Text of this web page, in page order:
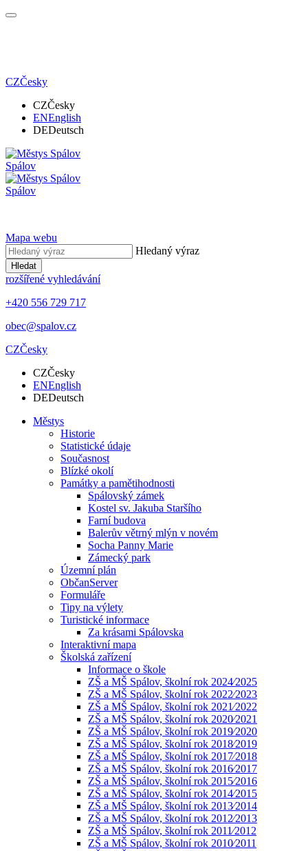
CZČesky
CZČesky
ENEnglish
DEDeutsch
Spálov
Spálov
Mapa webu
Hledaný výraz
Hledat
rozšířené vyhledávání
+420 556 729 717
obec@spalov.cz
CZČesky
CZČesky
ENEnglish
DEDeutsch
Městys
Historie
Statistické údaje
Současnost
Blízké okolí
Památky a pamětihodnosti
Spálovský zámek
Kostel sv. Jakuba Staršího
Farní budova
Balerův větrný mlýn v novém
Socha Panny Marie
Zámecký park
Územní plán
ObčanServer
Formuláře
Tipy na výlety
Turistické informace
Za krásami Spálovska
Interaktivní mapa
Školská zařízení
Informace o škole
ZŠ a MŠ Spálov, školní rok 2024⁄2025
ZŠ a MŠ Spálov, školní rok 2022⁄2023
ZŠ a MŠ Spálov, školní rok 2021⁄2022
ZŠ a MŠ Spálov, školní rok 2020⁄2021
ZŠ a MŠ Spálov, školní rok 2019⁄2020
ZŠ a MŠ Spálov, školní rok 2018⁄2019
ZŠ a MŠ Spálov, školní rok 2017⁄2018
ZŠ a MŠ Spálov, školní rok 2016⁄2017
ZŠ a MŠ Spálov, školní rok 2015⁄2016
ZŠ a MŠ Spálov, školní rok 2014⁄2015
ZŠ a MŠ Spálov, školní rok 2013⁄2014
ZŠ a MŠ Spálov, školní rok 2012⁄2013
ZŠ a MŠ Spálov, školní rok 2011⁄2012
ZŠ a MŠ Spálov, školní rok 2010⁄2011